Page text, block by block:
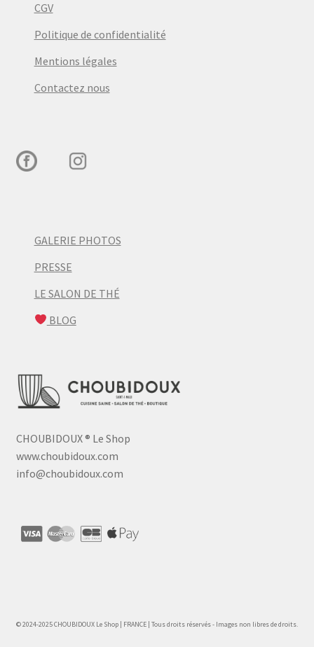
CGV
Politique de confidentialité
Mentions légales
Contactez nous
GALERIE PHOTOS
PRESSE
LE SALON DE THÉ
BLOG
CHOUBIDOUX® Le Shop
www.choubidoux.com
info@choubidoux.com
© 2024-2025 CHOUBIDOUX Le Shop | FRANCE | Tous droits réservés - Images non libres de droits.